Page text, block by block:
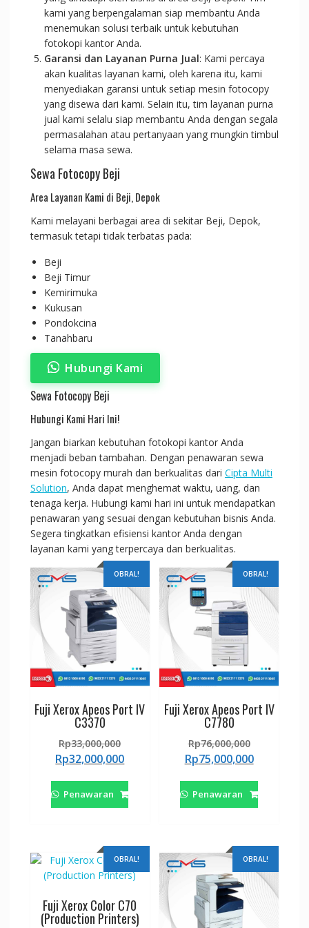
kami yang berpengalaman siap membantu Anda
menemukan solusi terbaik untuk kebutuhan
fotokopi kantor Anda.
Garansi dan Layanan Purna Jual: Kami percaya
akan kualitas layanan kami, oleh karena itu, kami
menyediakan garansi untuk setiap mesin fotocopy
yang disewa dari kami. Selain itu, tim layanan purna
jual kami selalu siap membantu Anda dengan segala
permasalahan atau pertanyaan yang mungkin timbul
selama masa sewa.
Sewa Fotocopy Beji
Area Layanan Kami di Beji, Depok
Kami melayani berbagai area di sekitar Beji, Depok,
termasuk tetapi tidak terbatas pada:
Beji
Beji Timur
Kemirimuka
Kukusan
Pondokcina
Tanahbaru
Hubungi Kami
Sewa Fotocopy Beji
Hubungi Kami Hari Ini!
Jangan biarkan kebutuhan fotokopi kantor Anda
menjadi beban tambahan. Dengan penawaran sewa
mesin fotocopy murah dan berkualitas dari Cipta Multi
Solution, Anda dapat menghemat waktu, uang, dan
tenaga kerja. Hubungi kami hari ini untuk mendapatkan
penawaran yang sesuai dengan kebutuhan bisnis Anda.
Segera tingkatkan efisiensi kantor Anda dengan
layanan kami yang terpercaya dan berkualitas.
OBRAL!
Fuji Xerox Apeos Port IV
C3370
Rp33,000,000Harga
aslinya
Rp33,000,000.
Rp32,000,000Harga
ini
adalah:
Penawaran
OBRAL!
Fuji Xerox Apeos Port IV
C7780
Rp76,000,000Harga
aslinya
Rp75,000,000Harga
ini
adalah:
Penawaran
OBRAL!
Fuji Xerox Color C70
(Production Printers)
OBRAL!